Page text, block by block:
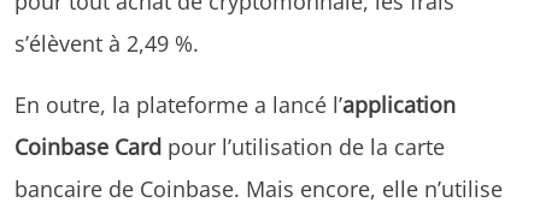
s’élèvent à 2,49 %.
En outre, la plateforme a lancé l’application
Coinbase Card pour l’utilisation de la carte
bancaire de Coinbase. Mais encore, elle n’utilise